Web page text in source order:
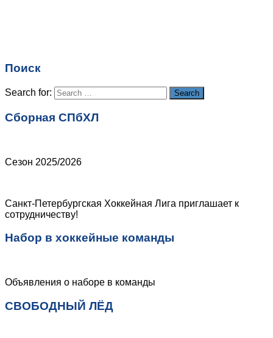
Поиск
Search for: Search
Сборная СПбХЛ
Сезон 2025/2026
Санкт-Петербургская Хоккейная Лига приглашает к
сотрудничеству!
Набор в хоккейные команды
Объявления о наборе в команды
СВОБОДНЫЙ ЛЁД